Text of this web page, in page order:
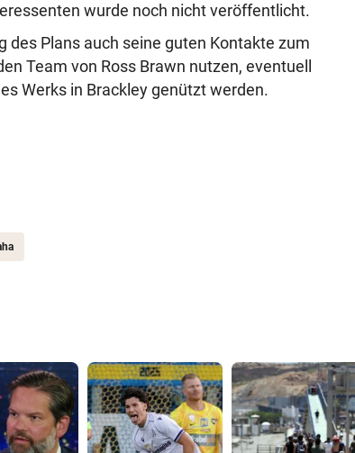
wurde noch nicht veröffentlicht.
des Plans auch seine guten Kontakte zum
Team von Ross Brawn nutzen, eventuell
Werks in Brackley genützt werden.